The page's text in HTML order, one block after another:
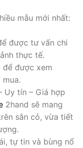
mẫu mới nhất:
được tư vấn chi
thực tế.
để được xem
Uy tín – Giá hợp
2hand sẽ mang
sân cỏ, vừa tiết
tự tin và bùng nổ